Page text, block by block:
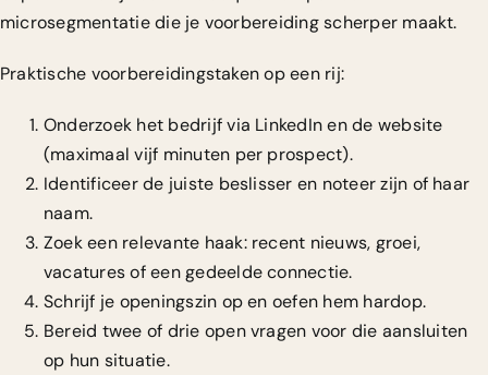
microsegmentatie die je voorbereiding scherper maakt.
Praktische voorbereidingstaken op een rij:
Onderzoek het bedrijf via LinkedIn en de website
(maximaal vijf minuten per prospect).
Identificeer de juiste beslisser en noteer zijn of haar
naam.
Zoek een relevante haak: recent nieuws, groei,
vacatures of een gedeelde connectie.
Schrijf je openingszin op en oefen hem hardop.
Bereid twee of drie open vragen voor die aansluiten
op hun situatie.